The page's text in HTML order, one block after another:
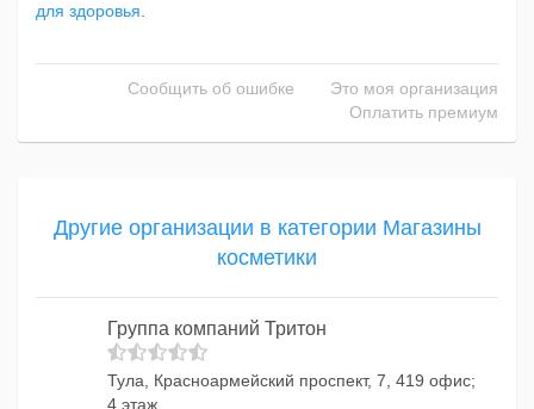
для здоровья
Сообщить об ошибке
Это моя организация
Оплатить премиум
Другие организации в категории Магазины
косметики
Группа компаний Тритон
Тула, Красноармейский проспект, 7, 419 офис;
4 этаж